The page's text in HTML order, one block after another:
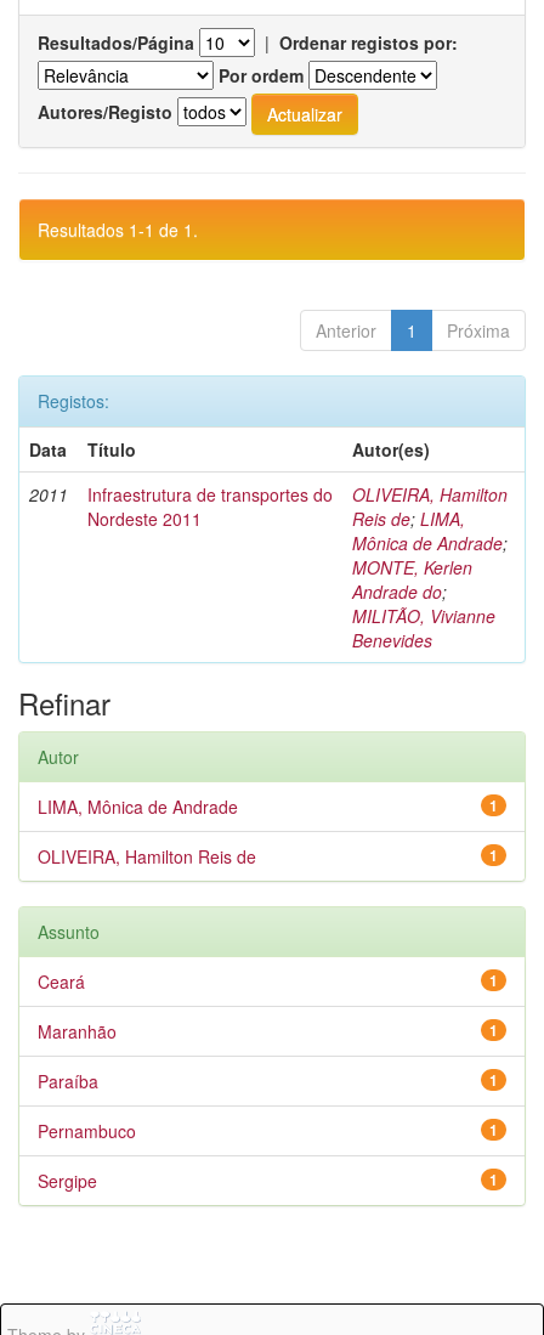
Resultados/Página | Ordenar registos por:
Por ordem
Autores/Registo
Resultados 1-1 de 1.
Anterior 1 Próxima
Registos:
Data
Título
Autor(es)
2011
Infraestrutura de transportes do
Nordeste 2011
OLIVEIRA, Hamilton
Reis de; LIMA,
Mônica de Andrade;
MONTE, Kerlen
Andrade do;
MILITÃO, Vivianne
Benevides
Refinar
Autor
1
LIMA, Mônica de Andrade
1
OLIVEIRA, Hamilton Reis de
Assunto
1
Ceará
1
Maranhão
1
Paraíba
1
Pernambuco
1
Sergipe